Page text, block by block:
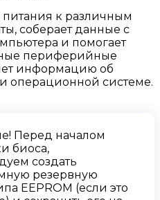
питания к различным
соберает данные с
и помогает
периферийные
информацию об
операционной системе.
Перед началом
биоса,
создать
резервную
EEPROM (если это